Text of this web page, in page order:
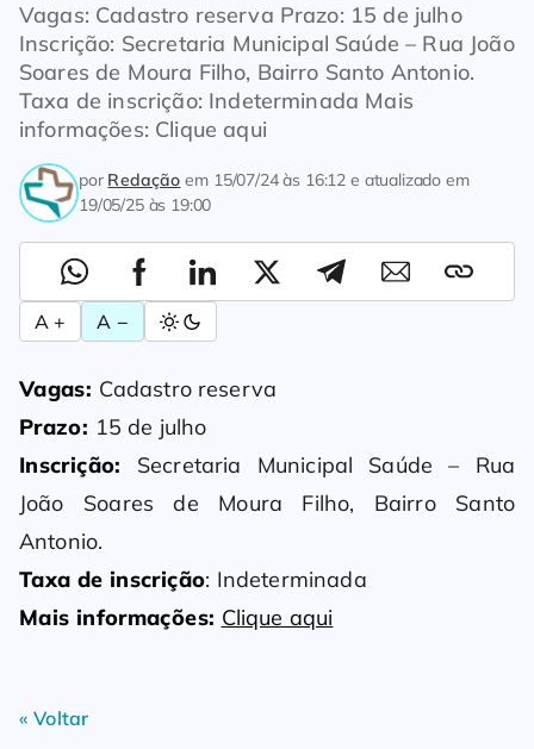
Vagas: Cadastro reserva Prazo: 15 de julho
Inscrição: Secretaria Municipal Saúde – Rua João
Soares de Moura Filho, Bairro Santo Antonio.
Taxa de inscrição: Indeterminada Mais
informações: Clique aqui
por Redação em 15/07/24 às 16:12 e atualizado em
19/05/25 às 19:00
A + A −
Vagas: Cadastro reserva
Prazo: 15 de julho
Inscrição: Secretaria Municipal Saúde – Rua
João Soares de Moura Filho, Bairro Santo
Antonio.
Taxa de inscrição: Indeterminada
Mais informações: Clique aqui
« Voltar